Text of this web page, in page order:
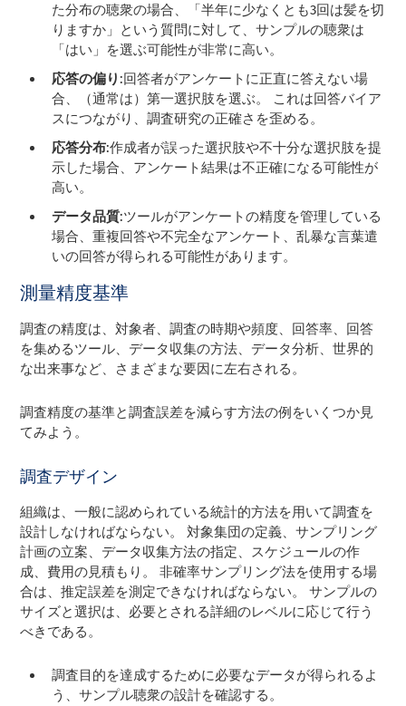
た分布の聴衆の場合、「半年に少なくとも3回は髪を切
りますか」という質問に対して、サンプルの聴衆は
「はい」を選ぶ可能性が非常に高い。
応答の偏り :回答者がアンケートに正直に答えない場
合、（通常は）第一選択肢を選ぶ。 これは回答バイア
スにつながり、調査研究の正確さを歪める。
応答分布:作成者が誤った選択肢や不十分な選択肢を提
示した場合、アンケート結果は不正確になる可能性が
高い。
データ品質:ツールがアンケートの精度を管理している
場合、重複回答や不完全なアンケート、乱暴な言葉遣
いの回答が得られる可能性があります。
測量精度基準
調査の精度は、対象者、調査の時期や頻度、回答率、回答
を集めるツール、データ収集の方法、データ分析、世界的
な出来事など、さまざまな要因に左右される。
調査精度の基準と調査誤差を減らす方法の例をいくつか見
てみよう。
調査デザイン
組織は、一般に認められている統計的方法を用いて調査を
設計しなければならない。 対象集団の定義、サンプリング
計画の立案、データ収集方法の指定、スケジュールの作
成、費用の見積もり。 非確率サンプリング法を使用する場
合は、推定誤差を測定できなければならない。 サンプルの
サイズと選択は、必要とされる詳細のレベルに応じて行う
べきである。
調査目的を達成するために必要なデータが得られるよ
う、サンプル聴衆の設計を確認する。